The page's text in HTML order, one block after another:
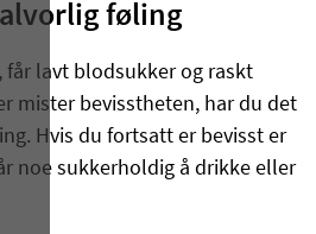
føling
får lavt blodsukker og raskt
mister bevisstheten, har du det
Hvis du fortsatt er bevisst er
noe sukkerholdig å drikke eller